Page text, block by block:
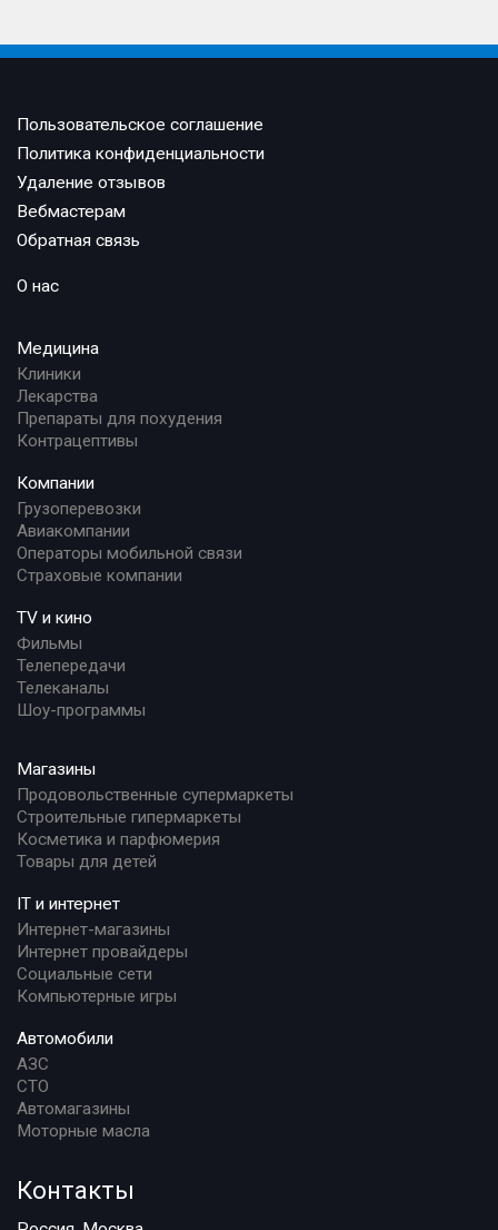
Пользовательское соглашение
Политика конфиденциальности
Удаление отзывов
Вебмастерам
Обратная связь
О нас
Медицина
Клиники
Лекарства
Препараты для похудения
Контрацептивы
Компании
Грузоперевозки
Авиакомпании
Операторы мобильной связи
Страховые компании
TV и кино
Фильмы
Телепередачи
Телеканалы
Шоу-программы
Магазины
Продовольственные супермаркеты
Строительные гипермаркеты
Косметика и парфюмерия
Товары для детей
IT и интернет
Интернет-магазины
Интернет провайдеры
Социальные сети
Компьютерные игры
Автомобили
АЗС
СТО
Автомагазины
Моторные масла
Контакты